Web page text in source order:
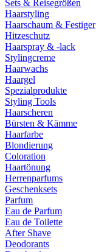
Sets & Reisegrößen
Haarstyling
Haarschaum & Festiger
Hitzeschutz
Haarspray & -lack
Stylingcreme
Haarwachs
Haargel
Spezialprodukte
Styling Tools
Haarscheren
Bürsten & Kämme
Haarfarbe
Blondierung
Coloration
Haartönung
Herrenparfums
Geschenksets
Parfum
Eau de Parfum
Eau de Toilette
After Shave
Deodorants